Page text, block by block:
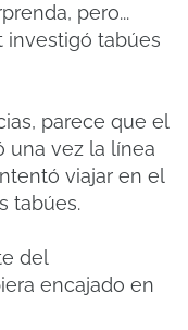
pero...
investigó tabúes
parece que el
una vez la línea
viajar en el
tabúes.
del
encajado en